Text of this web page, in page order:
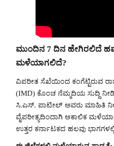
ಮುಂದಿನ 7 ದಿನ ಹೇಗಿರಲಿದೆ
ಮಳೆಯಾಗಲಿದೆ?
ವಿಪರೀತ ಸೆಖೆಯಿಂದ ಕಂಗೆಟ್ಟಿರುವ
(IMD) ಕೊಂಚ ನೆಮ್ಮದಿಯ ಸುದ್ದಿ
ಸಿ.ಎಸ್. ಪಾಟೀಲ್ ಅವರು ಮಾಹಿತಿ
ವೈಪರೀತ್ಯದಿಂದಾಗಿ ಅಕಾಲಿಕ
ಉತ್ತರ ಕರ್ನಾಟಕದ ಹಲವು